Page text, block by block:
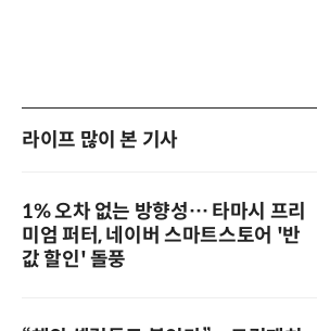
라이프 많이 본 기사
1% 오차 없는 방향성… 타마시 프리
미엄 퍼터, 네이버 스마트스토어 '반
값 할인' 돌풍